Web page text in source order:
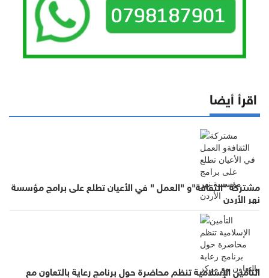
اقرأ أيضا
مشتركة "الثقافة"و "العمل " في الأعيان تطلع على برامج مؤسسة
نهر الأردن
التأمين الإسلامية تنظم محاضرة حول برنامج رعاية بالتعاون مع